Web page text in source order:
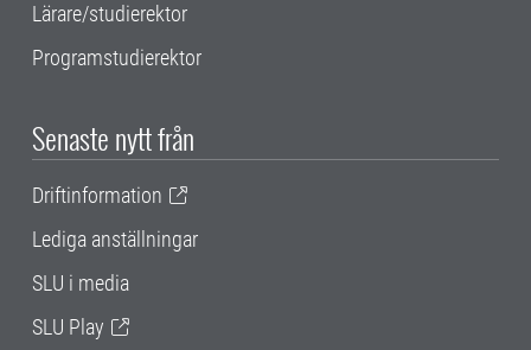
Lärare/studierektor
Programstudierektor
Senaste nytt från
Driftinformation
Lediga anställningar
SLU i media
SLU Play